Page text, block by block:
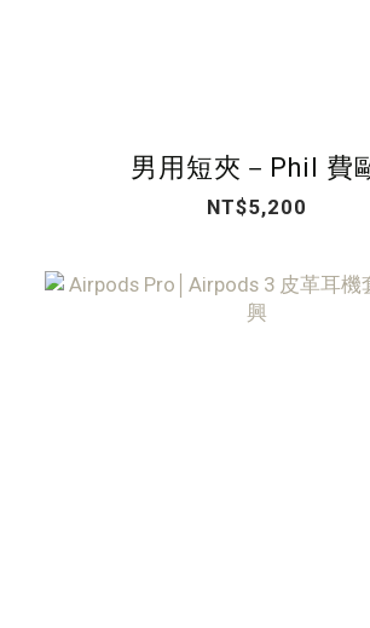
男用短夾－Phil 費
NT$5,200